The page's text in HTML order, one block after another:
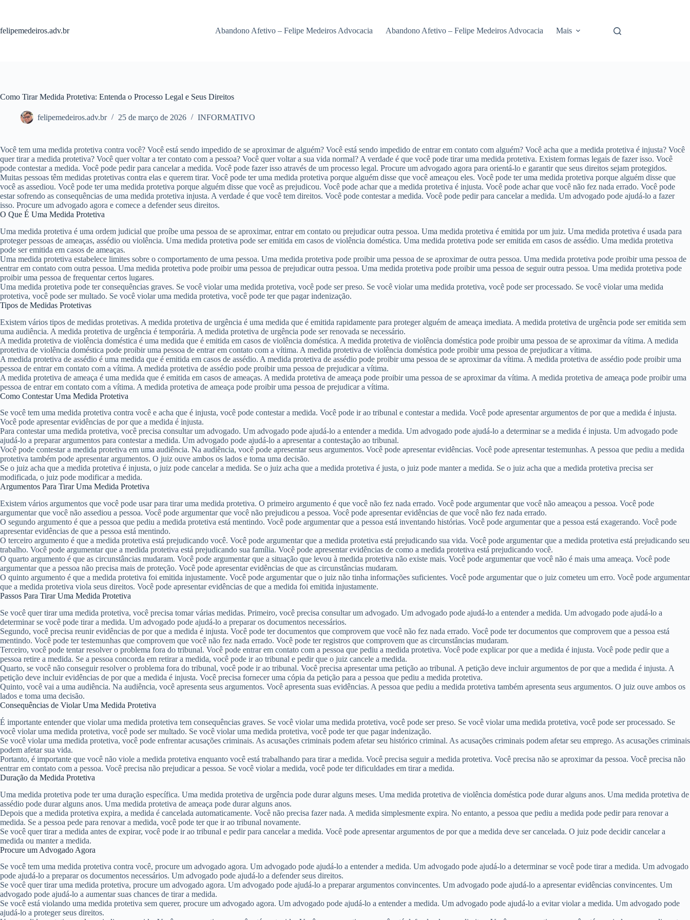
conteúdo
felipemedeiros.adv.br Abandono Afetivo – Felipe Medeiros Advocacia Abandono Afetivo – Felipe Medeiros Advocacia Mais
Como Tirar Medida Protetiva: Entenda o Processo Legal e Seus Direitos
felipemedeiros.adv.br 25 de março de 2026 INFORMATIVO
Você tem uma medida protetiva contra você? Você está sendo impedido de se aproximar de alguém? Você está sendo impedido de entrar em contato com alguém? Você acha que a medida protetiva é injusta? Você
quer tirar a medida protetiva? Você quer voltar a ter contato com a pessoa? Você quer voltar a sua vida normal? A verdade é que você pode tirar uma medida protetiva. Existem formas legais de fazer isso. Você
pode contestar a medida. Você pode pedir para cancelar a medida. Você pode fazer isso através de um processo legal. Procure um advogado agora para orientá-lo e garantir que seus direitos sejam protegidos.
Muitas pessoas têm medidas protetivas contra elas e querem tirar. Você pode ter uma medida protetiva porque alguém disse que você ameaçou eles. Você pode ter uma medida protetiva porque alguém disse que
você as assediou. Você pode ter uma medida protetiva porque alguém disse que você as prejudicou. Você pode achar que a medida protetiva é injusta. Você pode achar que você não fez nada errado. Você pode
estar sofrendo as consequências de uma medida protetiva injusta. A verdade é que você tem direitos. Você pode contestar a medida. Você pode pedir para cancelar a medida. Um advogado pode ajudá-lo a fazer
isso. Procure um advogado agora e comece a defender seus direitos.
O Que É Uma Medida Protetiva
Uma medida protetiva é uma ordem judicial que proíbe uma pessoa de se aproximar, entrar em contato ou prejudicar outra pessoa. Uma medida protetiva é emitida por um juiz. Uma medida protetiva é usada para
proteger pessoas de ameaças, assédio ou violência. Uma medida protetiva pode ser emitida em casos de violência doméstica. Uma medida protetiva pode ser emitida em casos de assédio. Uma medida protetiva
pode ser emitida em casos de ameaças.
Uma medida protetiva estabelece limites sobre o comportamento de uma pessoa. Uma medida protetiva pode proibir uma pessoa de se aproximar de outra pessoa. Uma medida protetiva pode proibir uma pessoa de
entrar em contato com outra pessoa. Uma medida protetiva pode proibir uma pessoa de prejudicar outra pessoa. Uma medida protetiva pode proibir uma pessoa de seguir outra pessoa. Uma medida protetiva pode
proibir uma pessoa de frequentar certos lugares.
Uma medida protetiva pode ter consequências graves. Se você violar uma medida protetiva, você pode ser preso. Se você violar uma medida protetiva, você pode ser processado. Se você violar uma medida
protetiva, você pode ser multado. Se você violar uma medida protetiva, você pode ter que pagar indenização.
Tipos de Medidas Protetivas
Existem vários tipos de medidas protetivas. A medida protetiva de urgência é uma medida que é emitida rapidamente para proteger alguém de ameaça imediata. A medida protetiva de urgência pode ser emitida sem
uma audiência. A medida protetiva de urgência é temporária. A medida protetiva de urgência pode ser renovada se necessário.
A medida protetiva de violência doméstica é uma medida que é emitida em casos de violência doméstica. A medida protetiva de violência doméstica pode proibir uma pessoa de se aproximar da vítima. A medida
protetiva de violência doméstica pode proibir uma pessoa de entrar em contato com a vítima. A medida protetiva de violência doméstica pode proibir uma pessoa de prejudicar a vítima.
A medida protetiva de assédio é uma medida que é emitida em casos de assédio. A medida protetiva de assédio pode proibir uma pessoa de se aproximar da vítima. A medida protetiva de assédio pode proibir uma
pessoa de entrar em contato com a vítima. A medida protetiva de assédio pode proibir uma pessoa de prejudicar a vítima.
A medida protetiva de ameaça é uma medida que é emitida em casos de ameaças. A medida protetiva de ameaça pode proibir uma pessoa de se aproximar da vítima. A medida protetiva de ameaça pode proibir uma
pessoa de entrar em contato com a vítima. A medida protetiva de ameaça pode proibir uma pessoa de prejudicar a vítima.
Como Contestar Uma Medida Protetiva
Se você tem uma medida protetiva contra você e acha que é injusta, você pode contestar a medida. Você pode ir ao tribunal e contestar a medida. Você pode apresentar argumentos de por que a medida é injusta.
Você pode apresentar evidências de por que a medida é injusta.
Para contestar uma medida protetiva, você precisa consultar um advogado. Um advogado pode ajudá-lo a entender a medida. Um advogado pode ajudá-lo a determinar se a medida é injusta. Um advogado pode
ajudá-lo a preparar argumentos para contestar a medida. Um advogado pode ajudá-lo a apresentar a contestação ao tribunal.
Você pode contestar a medida protetiva em uma audiência. Na audiência, você pode apresentar seus argumentos. Você pode apresentar evidências. Você pode apresentar testemunhas. A pessoa que pediu a medida
protetiva também pode apresentar argumentos. O juiz ouve ambos os lados e toma uma decisão.
Se o juiz acha que a medida protetiva é injusta, o juiz pode cancelar a medida. Se o juiz acha que a medida protetiva é justa, o juiz pode manter a medida. Se o juiz acha que a medida protetiva precisa ser
modificada, o juiz pode modificar a medida.
Argumentos Para Tirar Uma Medida Protetiva
Existem vários argumentos que você pode usar para tirar uma medida protetiva. O primeiro argumento é que você não fez nada errado. Você pode argumentar que você não ameaçou a pessoa. Você pode
argumentar que você não assediou a pessoa. Você pode argumentar que você não prejudicou a pessoa. Você pode apresentar evidências de que você não fez nada errado.
O segundo argumento é que a pessoa que pediu a medida protetiva está mentindo. Você pode argumentar que a pessoa está inventando histórias. Você pode argumentar que a pessoa está exagerando. Você pode
apresentar evidências de que a pessoa está mentindo.
O terceiro argumento é que a medida protetiva está prejudicando você. Você pode argumentar que a medida protetiva está prejudicando sua vida. Você pode argumentar que a medida protetiva está prejudicando seu
trabalho. Você pode argumentar que a medida protetiva está prejudicando sua família. Você pode apresentar evidências de como a medida protetiva está prejudicando você.
O quarto argumento é que as circunstâncias mudaram. Você pode argumentar que a situação que levou à medida protetiva não existe mais. Você pode argumentar que você não é mais uma ameaça. Você pode
argumentar que a pessoa não precisa mais de proteção. Você pode apresentar evidências de que as circunstâncias mudaram.
O quinto argumento é que a medida protetiva foi emitida injustamente. Você pode argumentar que o juiz não tinha informações suficientes. Você pode argumentar que o juiz cometeu um erro. Você pode argumentar
que a medida protetiva viola seus direitos. Você pode apresentar evidências de que a medida foi emitida injustamente.
Passos Para Tirar Uma Medida Protetiva
Se você quer tirar uma medida protetiva, você precisa tomar várias medidas. Primeiro, você precisa consultar um advogado. Um advogado pode ajudá-lo a entender a medida. Um advogado pode ajudá-lo a
determinar se você pode tirar a medida. Um advogado pode ajudá-lo a preparar os documentos necessários.
Segundo, você precisa reunir evidências de por que a medida é injusta. Você pode ter documentos que comprovem que você não fez nada errado. Você pode ter documentos que comprovem que a pessoa está
mentindo. Você pode ter testemunhas que comprovem que você não fez nada errado. Você pode ter registros que comprovem que as circunstâncias mudaram.
Terceiro, você pode tentar resolver o problema fora do tribunal. Você pode entrar em contato com a pessoa que pediu a medida protetiva. Você pode explicar por que a medida é injusta. Você pode pedir que a
pessoa retire a medida. Se a pessoa concorda em retirar a medida, você pode ir ao tribunal e pedir que o juiz cancele a medida.
Quarto, se você não conseguir resolver o problema fora do tribunal, você pode ir ao tribunal. Você precisa apresentar uma petição ao tribunal. A petição deve incluir argumentos de por que a medida é injusta. A
petição deve incluir evidências de por que a medida é injusta. Você precisa fornecer uma cópia da petição para a pessoa que pediu a medida protetiva.
Quinto, você vai a uma audiência. Na audiência, você apresenta seus argumentos. Você apresenta suas evidências. A pessoa que pediu a medida protetiva também apresenta seus argumentos. O juiz ouve ambos os
lados e toma uma decisão.
Consequências de Violar Uma Medida Protetiva
É importante entender que violar uma medida protetiva tem consequências graves. Se você violar uma medida protetiva, você pode ser preso. Se você violar uma medida protetiva, você pode ser processado. Se
você violar uma medida protetiva, você pode ser multado. Se você violar uma medida protetiva, você pode ter que pagar indenização.
Se você violar uma medida protetiva, você pode enfrentar acusações criminais. As acusações criminais podem afetar seu histórico criminal. As acusações criminais podem afetar seu emprego. As acusações criminais
podem afetar sua vida.
Portanto, é importante que você não viole a medida protetiva enquanto você está trabalhando para tirar a medida. Você precisa seguir a medida protetiva. Você precisa não se aproximar da pessoa. Você precisa não
entrar em contato com a pessoa. Você precisa não prejudicar a pessoa. Se você violar a medida, você pode ter dificuldades em tirar a medida.
Duração da Medida Protetiva
Uma medida protetiva pode ter uma duração específica. Uma medida protetiva de urgência pode durar alguns meses. Uma medida protetiva de violência doméstica pode durar alguns anos. Uma medida protetiva de
assédio pode durar alguns anos. Uma medida protetiva de ameaça pode durar alguns anos.
Depois que a medida protetiva expira, a medida é cancelada automaticamente. Você não precisa fazer nada. A medida simplesmente expira. No entanto, a pessoa que pediu a medida pode pedir para renovar a
medida. Se a pessoa pede para renovar a medida, você pode ter que ir ao tribunal novamente.
Se você quer tirar a medida antes de expirar, você pode ir ao tribunal e pedir para cancelar a medida. Você pode apresentar argumentos de por que a medida deve ser cancelada. O juiz pode decidir cancelar a
medida ou manter a medida.
Procure um Advogado Agora
Se você tem uma medida protetiva contra você, procure um advogado agora. Um advogado pode ajudá-lo a entender a medida. Um advogado pode ajudá-lo a determinar se você pode tirar a medida. Um advogado
pode ajudá-lo a preparar os documentos necessários. Um advogado pode ajudá-lo a defender seus direitos.
Se você quer tirar uma medida protetiva, procure um advogado agora. Um advogado pode ajudá-lo a preparar argumentos convincentes. Um advogado pode ajudá-lo a apresentar evidências convincentes. Um
advogado pode ajudá-lo a aumentar suas chances de tirar a medida.
Se você está violando uma medida protetiva sem querer, procure um advogado agora. Um advogado pode ajudá-lo a entender a medida. Um advogado pode ajudá-lo a evitar violar a medida. Um advogado pode
ajudá-lo a proteger seus direitos.